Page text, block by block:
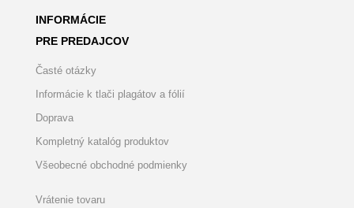
INFORMÁCIE
PRE PREDAJCOV
Časté otázky
Informácie k tlači plagátov a fólií
Doprava
Kompletný katalóg produktov
Všeobecné obchodné podmienky
Vrátenie tovaru